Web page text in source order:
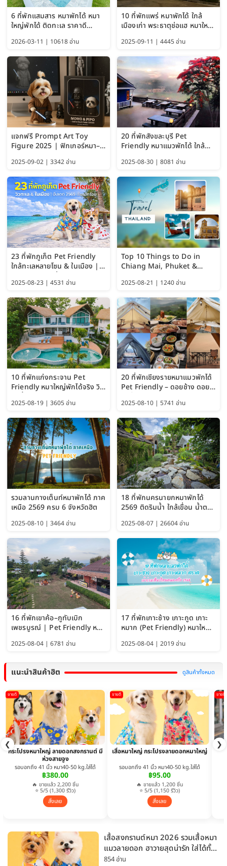
6 ที่พักแสมสาร หมาพักได้ หมา
ใหญ่พักได้ ติดทะเล ราคาดี
2026-03-11 | 10618 อ่าน
10 ที่พักแพร่ หมาพักได้ ใกล้
เมืองเก่า พระธาตุช่อแฮ หมาใหญ่
2025-09-11 | 4445 อ่าน
แจกฟรี Prompt Art Toy
Figure 2025 | ฟิกเกอร์หมา–
ChatGPT และ Gemini
2025-09-02 | 3342 อ่าน
20 ที่พักสังขละบุรี Pet
Friendly หมาแมวพักได้ ใกล้
2025-08-30 | 8081 อ่าน
23 ที่พักภูเก็ต Pet Friendly
ใกล้ทะเลหลายโซน & ในเมือง |
2025-08-23 | 4531 อ่าน
Top 10 Things to Do in
Chiang Mai, Phuket &
Guide 2025)
2025-08-21 | 1240 อ่าน
10 ที่พักแก่งกระจาน Pet
Friendly หมาใหญ่พักได้จริง วิว
2025-08-19 | 3605 อ่าน
20 ที่พักเชียงรายหมาแมวพักได้
Pet Friendly – ดอยช้าง ดอย
2025-08-10 | 5741 อ่าน
รวมลานกางเต็นท์หมาพักได้ ภาค
เหนือ 2569 ครบ 6 จังหวัดฮิต
2025-08-10 | 3464 อ่าน
18 ที่พักนครนายกหมาพักได้
2569 ติดริมน้ำ ใกล้เขื่อน น้ำตก
ได้
2025-08-07 | 26604 อ่าน
16 ที่พักเขาค้อ–ภูทับเบิก
เพชรบูรณ์ | Pet Friendly หมา
2025-08-04 | 6781 อ่าน
17 ที่พักเกาะช้าง เกาะกูด เกาะ
หมาก (Pet Friendly) หมาใหญ่
2025-08-04 | 2019 อ่าน
แนะนำสินค้าฮิต ดูสินค้าทั้งหมด
❮ ❯
ขายดี
กระโปรงหมาใหญ่ ลายดอกสงกรานต์ มี
ห่วงสายจูง
รอบอกถึง 41 นิ้ว หมา40-50 kg.ใส่ได้
฿380.00
🔥 ขายแล้ว 2,200 ชิ้น
⭐ 5/5 (1,300 รีวิว)
สั่งเลย
ขายดี
เสื้อหมาใหญ่ กระโปรงลายดอกหมาใหญ่
รอบอกถึง 41 นิ้ว หมา40-50 kg.ใส่ได้
฿95.00
🔥 ขายแล้ว 1,200 ชิ้น
⭐ 5/5 (1,150 รีวิว)
สั่งเลย
ขายดี
เสื้อสงกรานต์หมา 2026 รวมเสื้อหมา
แมวลายดอก ฮาวายสุดน่ารัก ใส่ได้ทั้ง
หมาเล็กและหมาใหญ่
854 อ่าน